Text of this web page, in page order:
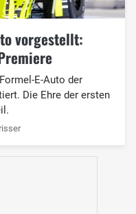
vorgestellt:
E-Auto der
Die Ehre der ersten